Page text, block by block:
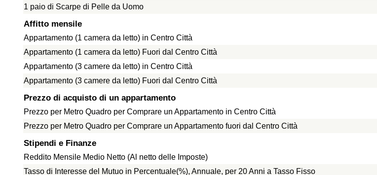
1 paio di Scarpe di Pelle da Uomo
Affitto mensile
Appartamento (1 camera da letto) in Centro Città
Appartamento (1 camera da letto) Fuori dal Centro Città
Appartamento (3 camere da letto) in Centro Città
Appartamento (3 camere da letto) Fuori dal Centro Città
Prezzo di acquisto di un appartamento
Prezzo per Metro Quadro per Comprare un Appartamento in Centro Città
Prezzo per Metro Quadro per Comprare un Appartamento fuori dal Centro Città
Stipendi e Finanze
Reddito Mensile Medio Netto (Al netto delle Imposte)
Tasso di Interesse del Mutuo in Percentuale(%), Annuale, per 20 Anni a Tasso Fisso